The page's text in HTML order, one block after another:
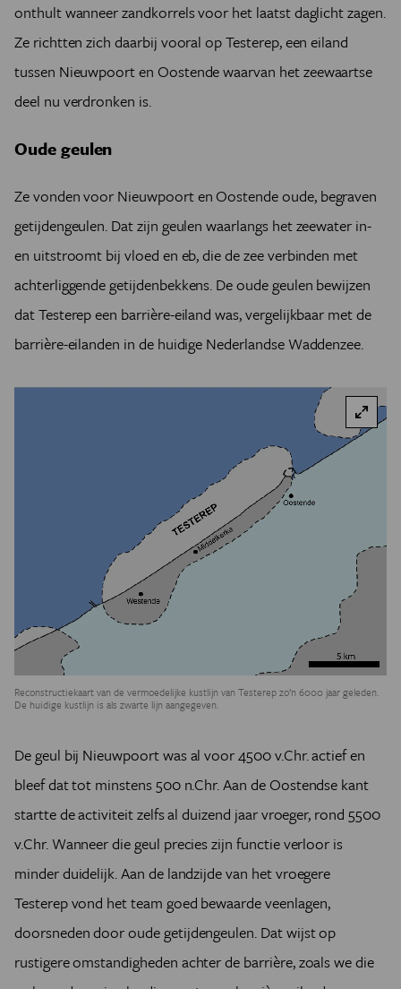
onthult wanneer zandkorrels voor het laatst daglicht zagen.
Ze richtten zich daarbij vooral op Testerep, een eiland
tussen Nieuwpoort en Oostende waarvan het zeewaartse
deel nu verdronken is.
Oude geulen
Ze vonden voor Nieuwpoort en Oostende oude, begraven
getijdengeulen. Dat zijn geulen waarlangs het zeewater in-
en uitstroomt bij vloed en eb, die de zee verbinden met
achterliggende getijdenbekkens. De oude geulen bewijzen
dat Testerep een barrière-eiland was, vergelijkbaar met de
barrière-eilanden in de huidige Nederlandse Waddenzee.
Reconstructiekaart van de vermoedelijke kustlijn van Testerep zo’n 6000 jaar geleden.
De huidige kustlijn is als zwarte lijn aangegeven.
De geul bij Nieuwpoort was al voor 4500 v.Chr. actief en
bleef dat tot minstens 500 n.Chr. Aan de Oostendse kant
startte de activiteit zelfs al duizend jaar vroeger, rond 5500
v.Chr. Wanneer die geul precies zijn functie verloor is
minder duidelijk. Aan de landzijde van het vroegere
Testerep vond het team goed bewaarde veenlagen,
doorsneden door oude getijdengeulen. Dat wijst op
rustigere omstandigheden achter de barrière, zoals we die